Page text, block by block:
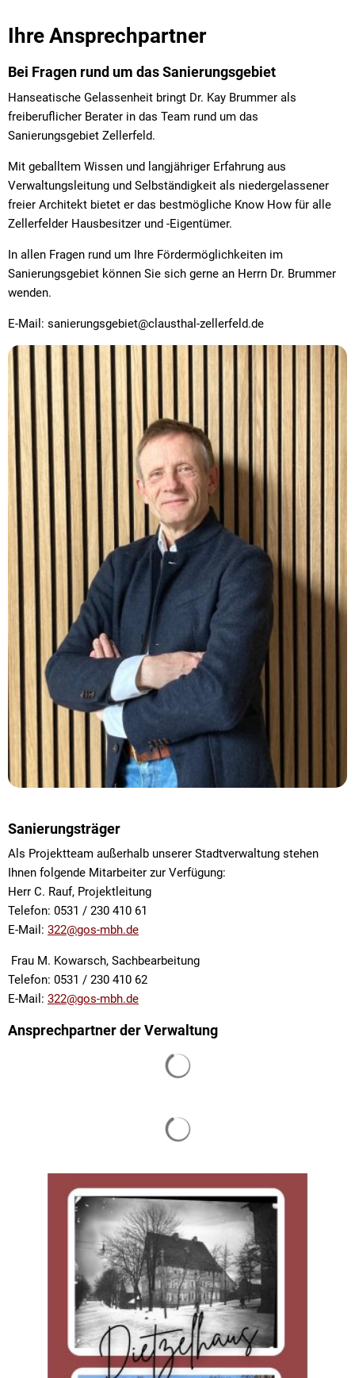
Ihre Ansprechpartner
Bei Fragen rund um das Sanierungsgebiet
Hanseatische Gelassenheit bringt Dr. Kay Brummer als
freiberuflicher Berater in das Team rund um das
Sanierungsgebiet Zellerfeld.
Mit geballtem Wissen und langjähriger Erfahrung aus
Verwaltungsleitung und Selbständigkeit als niedergelassener
freier Architekt bietet er das bestmögliche Know How für alle
Zellerfelder Hausbesitzer und -Eigentümer.
In allen Fragen rund um Ihre Fördermöglichkeiten im
Sanierungsgebiet können Sie sich gerne an Herrn Dr. Brummer
wenden.
E-Mail: sanierungsgebiet@clausthal-zellerfeld.de
Sanierungsträger
Als Projektteam außerhalb unserer Stadtverwaltung stehen
Ihnen folgende Mitarbeiter zur Verfügung:
Herr C. Rauf, Projektleitung
Telefon: 0531 / 230 410 61
E-Mail: 322@gos-mbh.de
Frau M. Kowarsch, Sachbearbeitung
Telefon: 0531 / 230 410 62
E-Mail: 322@gos-mbh.de
Ansprechpartner der Verwaltung